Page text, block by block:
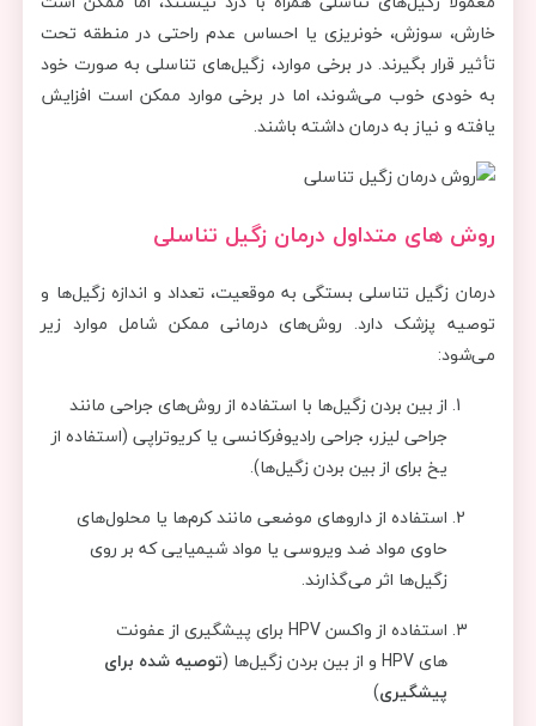
خارش، سوزش، خونریزی یا احساس عدم راحتی در منطقه تحت
تأثیر قرار بگیرند. در برخی موارد، زگیل‌های تناسلی به صورت خود
به خودی خوب می‌شوند، اما در برخی موارد ممکن است افزایش
یافته و نیاز به درمان داشته باشند.
روش های متداول درمان زگیل تناسلی
درمان زگیل تناسلی بستگی به موقعیت، تعداد و اندازه زگیل‌ها و
توصیه پزشک دارد. روش‌های درمانی ممکن شامل موارد زیر
می‌شود:
از بین بردن زگیل‌ها با استفاده از روش‌های جراحی مانند
جراحی لیزر، جراحی رادیوفرکانسی یا کریوتراپی (استفاده از
یخ برای از بین بردن زگیل‌ها).
استفاده از داروهای موضعی مانند کرم‌ها یا محلول‌های
حاوی مواد ضد ویروسی یا مواد شیمیایی که بر روی
زگیل‌ها اثر می‌گذارند.
استفاده از واکسن HPV برای پیشگیری از عفونت
های HPV و از بین بردن زگیل‌ها (
توصیه شده برای
پیشگیری)